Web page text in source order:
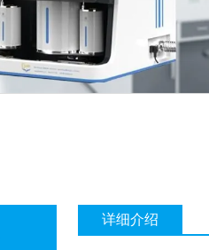
详细介绍